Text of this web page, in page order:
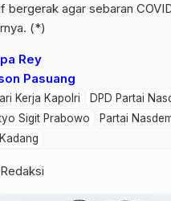
bergerak agar sebaran
(*)
Rey
Pasuang
Kerja Kapolri
DPD Partai
Sigit Prabowo
Partai